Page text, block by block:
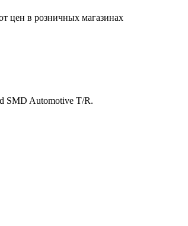
цен в розничных магазинах
SMD Automotive T/R.